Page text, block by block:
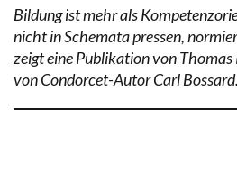
Bildung ist mehr als
nicht in Schemata pressen,
zeigt eine Publikation von Thomas
von Condorcet-Autor Carl Bossard.